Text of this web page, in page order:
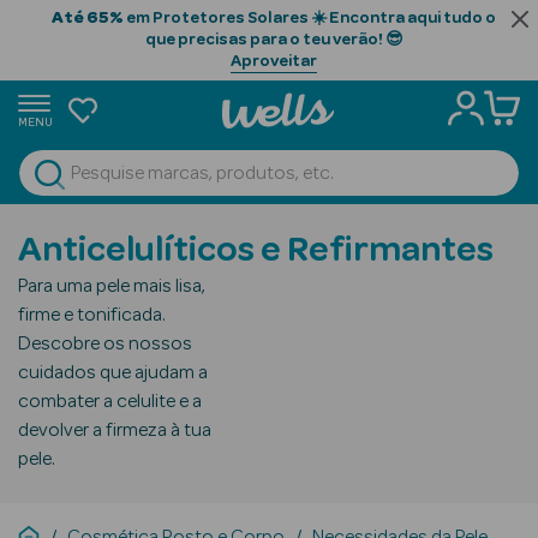
Até 65% em Protetores Solares ☀️ Encontra aqui tudo o
que precisas para o teu verão! 😎
Aproveitar
MENU
Ver Tudo
Beauty Season
Cabelo
Profissional
Beauty Season
Beauty Season
Luxo
Anticelulíticos e Refirmantes
Para uma pele mais lisa,
firme e tonificada.
Descobre os nossos
cuidados que ajudam a
combater a celulite e a
devolver a firmeza à tua
pele.